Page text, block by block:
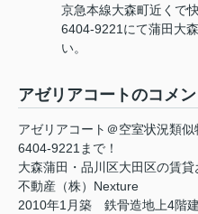
京急本線大森町近くで
6404-9221にて蒲田大
い。
アゼリアコートのコメ
アゼリアコート＠空室状況類
6404-9221まで！
大森蒲田・品川区大田区の賃
不動産（株）Nexture
2010年1月築 鉄骨造地上4階